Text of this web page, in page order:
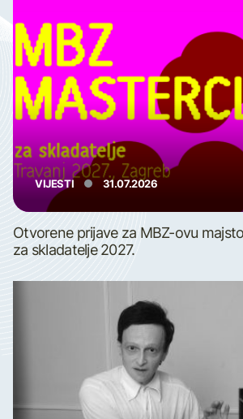
VIJESTI 31.07.2026
Otvorene prijave za MBZ-ovu
za skladatelje 2027.